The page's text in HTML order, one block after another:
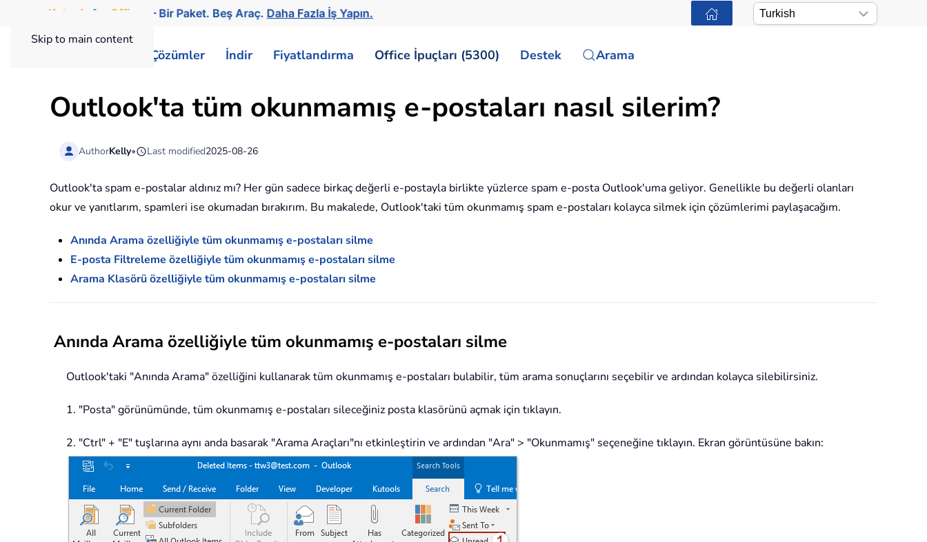
Skip to main content
Kutools for Office — Bir Paket. Beş Araç.Daha Fazla İş Yapın.
Çözümler İndir Fiyatlandırma Office İpuçları (5300) Destek Arama
Outlook'ta tüm okunmamış e-postaları nasıl silerim?
AuthorKelly• Last modified2025-08-26
Outlook'ta spam e-postalar aldınız mı? Her gün sadece birkaç değerli e-postayla birlikte yüzlerce spam e-posta Outlook'uma geliyor. Genellikle bu değerli olanları
okur ve yanıtlarım, spamleri ise okumadan bırakırım. Bu makalede, Outlook'taki tüm okunmamış spam e-postaları kolayca silmek için çözümlerimi paylaşacağım.
Anında Arama özelliğiyle tüm okunmamış e-postaları silme
E-posta Filtreleme özelliğiyle tüm okunmamış e-postaları silme
Arama Klasörü özelliğiyle tüm okunmamış e-postaları silme
Anında Arama özelliğiyle tüm okunmamış e-postaları silme
Outlook'taki "Anında Arama" özelliğini kullanarak tüm okunmamış e-postaları bulabilir, tüm arama sonuçlarını seçebilir ve ardından kolayca silebilirsiniz.
1. "Posta" görünümünde, tüm okunmamış e-postaları sileceğiniz posta klasörünü açmak için tıklayın.
2. "Ctrl" + "E" tuşlarına aynı anda basarak "Arama Araçları"nı etkinleştirin ve ardından "Ara" > "Okunmamış" seçeneğine tıklayın. Ekran görüntüsüne bakın: